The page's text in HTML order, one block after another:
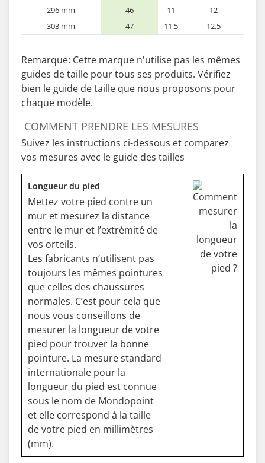
296 mm
46 11
12
303 mm
47 11.5 12.5
Remarque: Cette marque n'utilise pas les mêmes
guides de taille pour tous ses produits. Vérifiez
bien le guide de taille que nous proposons pour
chaque modèle.
COMMENT PRENDRE LES MESURES
Suivez les instructions ci-dessous et comparez
vos mesures avec le guide des tailles
Longueur du pied
Mettez votre pied contre un
mur et mesurez la distance
entre le mur et l’extrémité de
vos orteils.
Les fabricants n’utilisent pas
toujours les mêmes pointures
que celles des chaussures
normales. C’est pour cela que
nous vous conseillons de
mesurer la longueur de votre
pied pour trouver la bonne
pointure. La mesure standard
internationale pour la
longueur du pied est connue
sous le nom de Mondopoint
et elle correspond à la taille
de votre pied en millimètres
(mm).